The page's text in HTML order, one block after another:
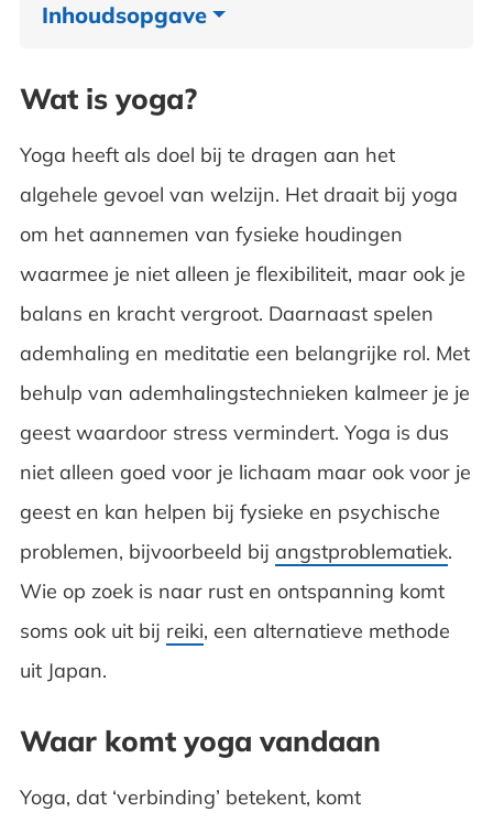
Inhoudsopgave
Verschillende vormen van yoga
Moet je lessen volgen
Wat is yoga?
Yoga heeft als doel bij te dragen aan het
algehele gevoel van welzijn. Het draait bij yoga
om het aannemen van fysieke houdingen
waarmee je niet alleen je flexibiliteit, maar ook je
balans en kracht vergroot. Daarnaast spelen
ademhaling en meditatie een belangrijke rol. Met
behulp van ademhalingstechnieken kalmeer je je
geest waardoor stress vermindert. Yoga is dus
niet alleen goed voor je lichaam maar ook voor je
geest en kan helpen bij fysieke en psychische
problemen, bijvoorbeeld bij angstproblematiek.
Wie op zoek is naar rust en ontspanning komt
soms ook uit bij reiki, een alternatieve methode
uit Japan.
Waar komt yoga vandaan
Yoga, dat ‘verbinding’ betekent, komt